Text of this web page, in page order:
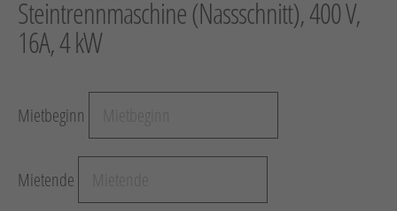
Hebetechnik
Garten
Verkehr / Beleuchtung
Steintrennmaschine (Nassschnitt), 400 V,
16A, 4 kW
Mietbeginn
Mietende